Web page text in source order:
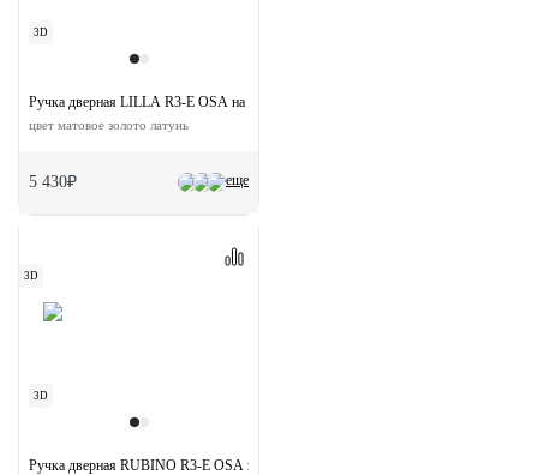
3D
еще
Ручка дверная LILLA R3-E OSA на круглой розетке
цвет матовое золото латунь
5 430₽
3D
3D
Ручка дверная RUBINO R3-E OSA на круглой розетке